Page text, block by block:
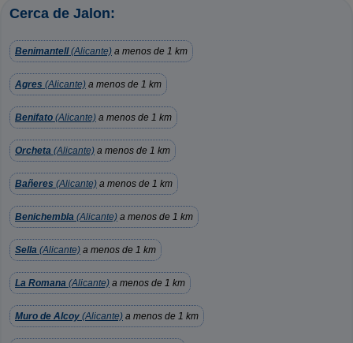
Cerca de Jalon:
Benimantell(Alicante) a menos de 1 km
Agres (Alicante) a menos de 1 km
Benifato (Alicante) a menos de 1 km
Orcheta (Alicante) a menos de 1 km
Bañeres (Alicante) a menos de 1 km
Benichembla (Alicante) a menos de 1 km
Sella (Alicante) a menos de 1 km
La Romana (Alicante) a menos de 1 km
Muro de Alcoy (Alicante) a menos de 1 km